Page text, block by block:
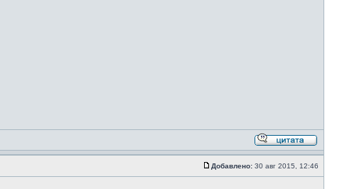
Добавлено: 30 авг 2015, 12:46